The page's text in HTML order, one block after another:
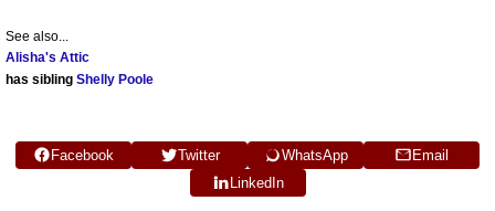
See also...
Alisha's Attic
has sibling Shelly Poole
Facebook Twitter WhatsApp
Email
LinkedIn